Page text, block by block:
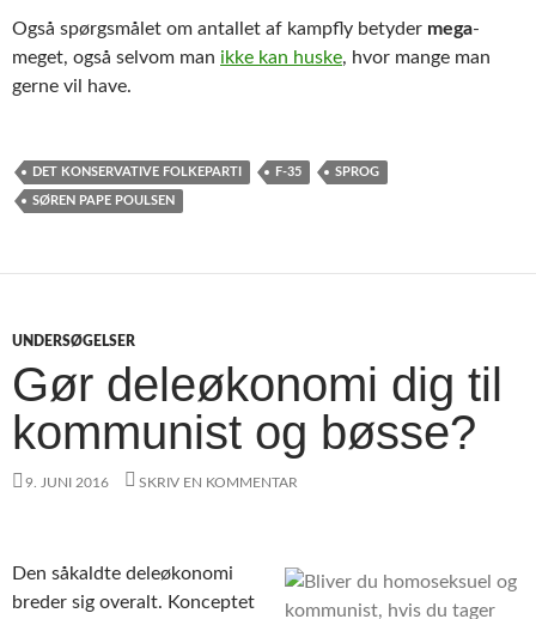
Også spørgsmålet om antallet af kampfly betyder mega-
meget, også selvom man ikke kan huske, hvor mange man
gerne vil have.
DET KONSERVATIVE FOLKEPARTI F-35 SPROG
SØREN PAPE POULSEN
UNDERSØGELSER
Gør deleøkonomi dig til
kommunist og bøsse?
9. JUNI 2016 SKRIV EN KOMMENTAR
Den såkaldte deleøkonomi
breder sig overalt. Konceptet